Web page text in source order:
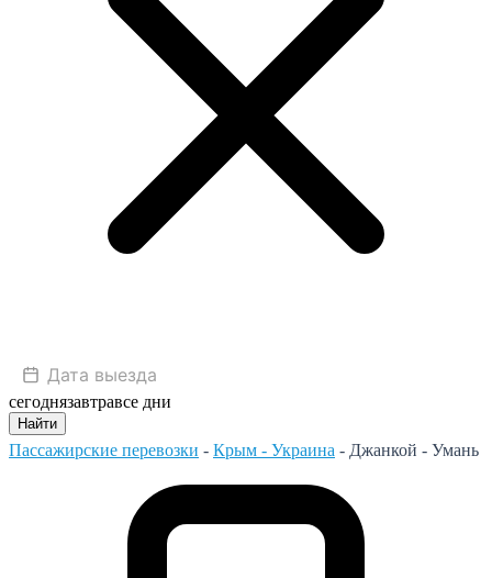
сегоднязавтравсе дни
Найти
Пассажирские перевозки - Крым - Украина - Джанкой - Умань